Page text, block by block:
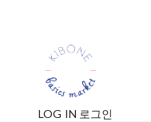
LOG IN 로그인